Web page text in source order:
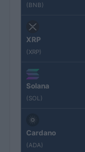
(BNB)
XRP
(XRP)
Solana
(SOL)
Cardano
(ADA)